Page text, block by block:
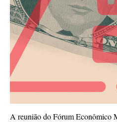
A reunião do Fórum Econômico